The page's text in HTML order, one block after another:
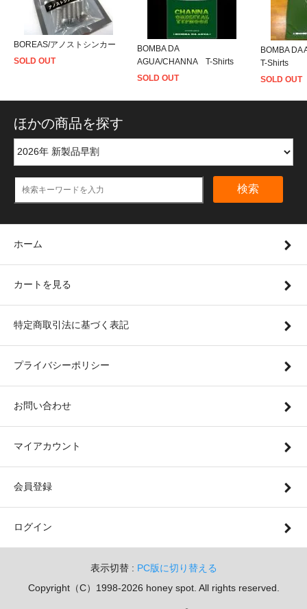
BOREAS/アノストシンカー
SOLD OUT
BOMBA DA
AGUA/CHANNA T-Shirts
SOLD OUT
BOMBA DA
T-Shirts
SOLD OUT
ほかの商品を探す
検索
ホーム
カートを見る
特定商取引法に基づく表記
プライバシーポリシー
お問い合わせ
マイアカウント
会員登録
ログイン
表示切替 : PC版に切り替える
Copyright（C）1998-2026 honey spot. All rights reserved.